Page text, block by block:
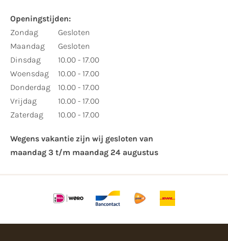
Openingstijden:​
​Zondag
Maandag
Dinsdag
Woensdag
Donderdag
Vrijdag
Zaterdag
Gesloten
Gesloten
10.00 - 17.00
10.00 - 17.00
10.00 - 17.00
10.00 - 17.00
10.00 - 17.00
Wegens vakantie zijn wij gesloten van ​
maandag 3 t/m maandag 24 augustus